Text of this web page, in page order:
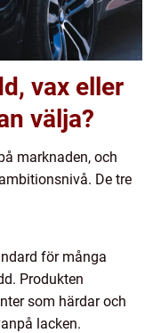
vax eller
välja?
marknaden, och
De tre
för många
Produkten
som härdar och
lacken.